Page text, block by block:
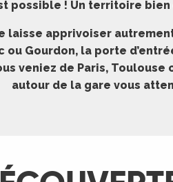
possible ! Un territoire
laisse apprivoiser
ou Gourdon, la porte
veniez de Paris, Toulouse
autour de la gare vous